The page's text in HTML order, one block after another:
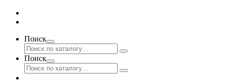
Поиск
Поиск